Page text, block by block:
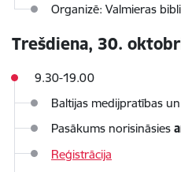
Organizē: Valmieras
Trešdiena, 30.
9.30-19.00
Baltijas medijpratības
Pasākums norisināsies
Reģistrācija